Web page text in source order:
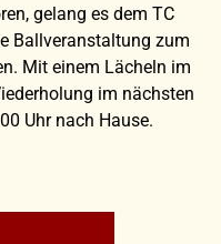
gelang es dem TC
Ballveranstaltung zum
Mit einem Lächeln im
im nächsten
Uhr nach Hause.